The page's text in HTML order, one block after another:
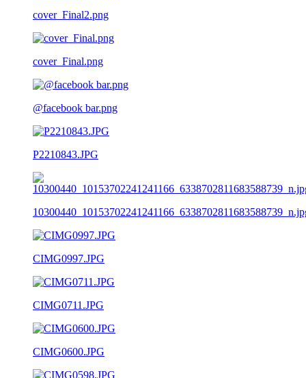
cover_Final2.png
cover_Final.png
@facebook bar.png
P2210843.JPG
CIMG0997.JPG
CIMG0711.JPG
CIMG0600.JPG